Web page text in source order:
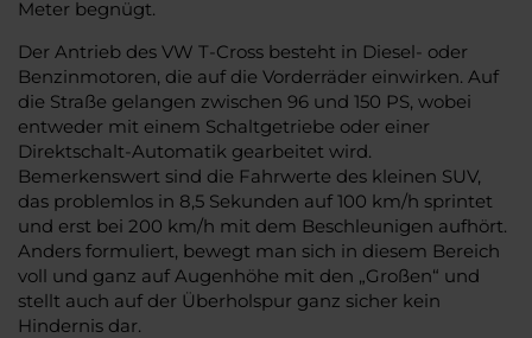
Meter begnügt.
Der Antrieb des VW T-Cross besteht in Diesel- oder
Benzinmotoren, die auf die Vorderräder einwirken. Auf
die Straße gelangen zwischen 96 und 150 PS, wobei
entweder mit einem Schaltgetriebe oder einer
Direktschalt-Automatik gearbeitet wird.
Bemerkenswert sind die Fahrwerte des kleinen SUV,
das problemlos in 8,5 Sekunden auf 100 km/h sprintet
und erst bei 200 km/h mit dem Beschleunigen aufhört.
Anders formuliert, bewegt man sich in diesem Bereich
voll und ganz auf Augenhöhe mit den „Großen“ und
stellt auch auf der Überholspur ganz sicher kein
Hindernis dar.